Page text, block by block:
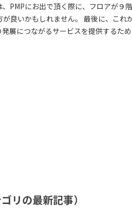
PMPにお出で頂く際に、フロアが９
良いかもしれません。 最後に、これ
展につながるサービスを提供するた
リの最新記事）